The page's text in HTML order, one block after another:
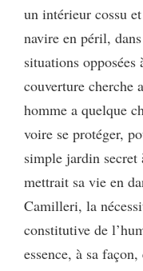
un intérieur cossu
navire en péril,
situations
couverture cherche
homme a quelque
voire se protéger,
simple jardin
mettrait sa vie en
Camilleri, la
constitutive de
essence, à sa